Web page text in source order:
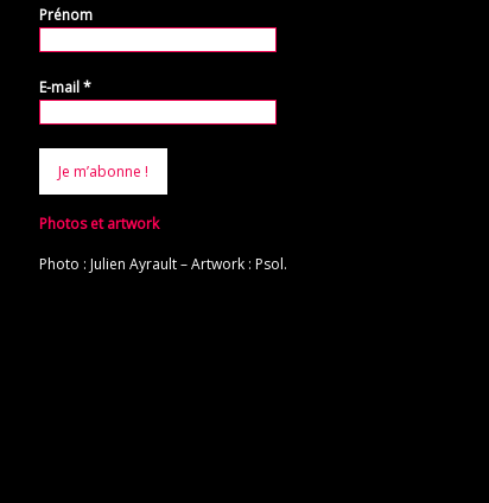
Prénom
E-mail*
Photos et artwork
Photo : Julien Ayrault – Artwork : Psol.